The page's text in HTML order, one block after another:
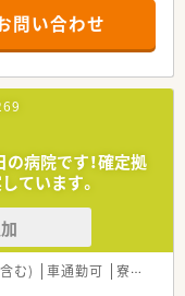
ラスの多さを誇り、心
続けることが可能で
職も強力にバックアップ
る
ています。
ている会社です。
積極的です。
問い合わせ
病院です！確定拠
ています。
む) 車通勤可 寮・借上社宅あり